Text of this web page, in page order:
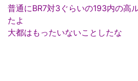
普通にBR7対3ぐらいの193内の高
たよ
大都はもったいないことしたな